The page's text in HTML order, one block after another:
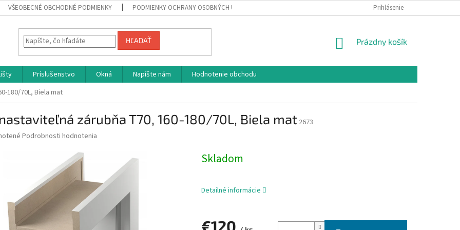
VŠEOBECNÉ OBCHODNÉ PODMIENKY PODMIENKY OCHRANY OSOBNÝCH ÚDAJOV REKLAMAČNÝ PORIADOK
Prihlásenie
HĽADAŤ
NÁKUPNÝ
Prázdny košík
Príslušenstvo Okná Napíšte nám
Hodnotenie obchodu
180/70L, Biela mat
zárubňa T70, 160-180/70L, Biela mat 2673
Podrobnosti hodnotenia
Skladom
Detailné informácie
€120